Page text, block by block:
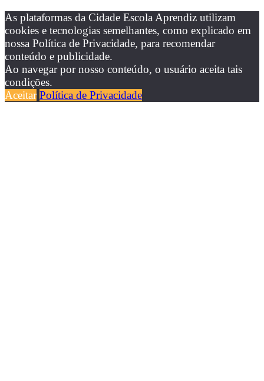
As plataformas da Cidade Escola Aprendiz utilizam
cookies e tecnologias semelhantes, como explicado em
nossa Política de Privacidade, para recomendar
conteúdo e publicidade.
Ao navegar por nosso conteúdo, o usuário aceita tais
condições.
Aceitar Política de Privacidade